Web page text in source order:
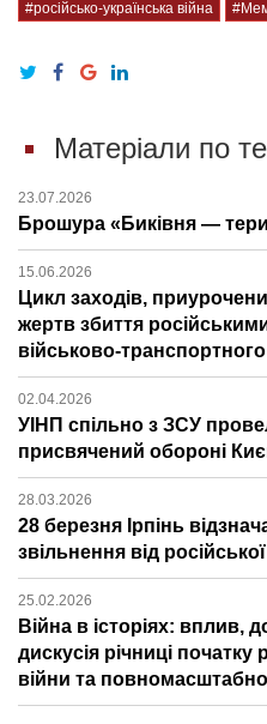
#російсько-українська війна
Матеріали по
23.07.2026
Брошура «Биківня —
15.06.2026
Цикл заходів,
жертв збиття
військово-транспортного
02.04.2026
УІНП спільно з ЗСУ
присвячений обороні
28.03.2026
28 березня Ірпінь
звільнення від
25.02.2026
Війна в історіях: вплив,
дискусія річниці початку
війни та